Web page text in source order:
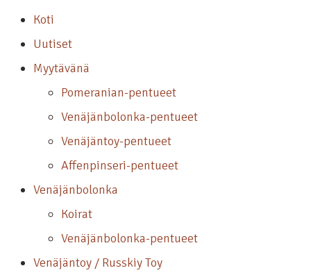
Koti
Uutiset
Myytävänä
Pomeranian-pentueet
Venäjänbolonka-pentueet
Venäjäntoy-pentueet
Affenpinseri-pentueet
Venäjänbolonka
Koirat
Venäjänbolonka-pentueet
Venäjäntoy / Russkiy Toy